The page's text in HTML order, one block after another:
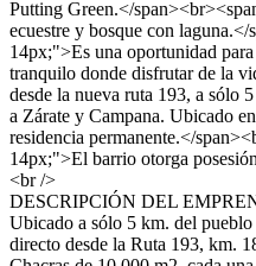
Putting Green.</
ecuestre y bosque con
14px;">Es una oportunidad
tranquilo donde disfrutar de la
desde la nueva ruta 193, a sólo
a Zárate y Campana. Ubicado
residencia permanente.</
14px;">El barrio otorga
<br />
DESCRIPCIÓN DEL
Ubicado a sólo 5 km. del
directo desde la Ruta 193, km.